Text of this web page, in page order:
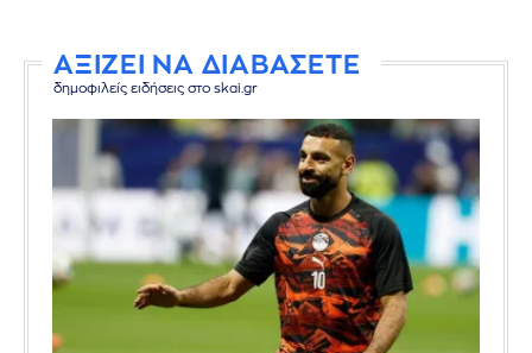
ΑΞΙΖΕΙ ΝΑ ΔΙΑΒΑΣΕΤΕ
δημοφιλείς ειδήσεις στο skai.gr